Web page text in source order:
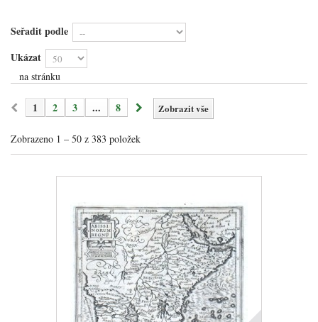
Seřadit podle
Ukázat
na stránku
Zobrazit vše
1 2 3 ... 8
Zobrazeno 1 – 50 z 383 položek